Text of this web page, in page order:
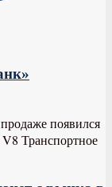
появился
Транспортное